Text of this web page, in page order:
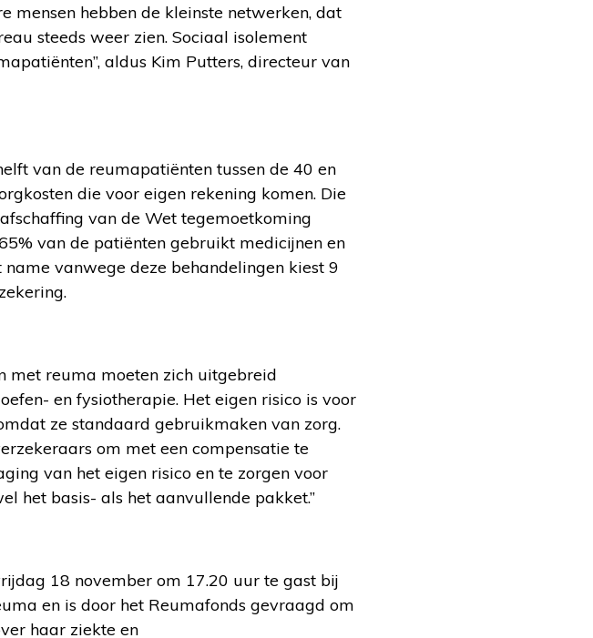
mensen hebben de kleinste netwerken, dat
steeds weer zien. Sociaal isolement
aldus Kim Putters, directeur van
van de reumapatiënten tussen de 40 en
die voor eigen rekening komen. Die
van de Wet tegemoetkoming
van de patiënten gebruikt medicijnen en
vanwege deze behandelingen kiest 9
met reuma moeten zich uitgebreid
en fysiotherapie. Het eigen risico is voor
ze standaard gebruikmaken van zorg.
om met een compensatie te
van het eigen risico en te zorgen voor
het basis- als het aanvullende pakket.”
18 november om 17.20 uur te gast bij
en is door het Reumafonds gevraagd om
haar ziekte en